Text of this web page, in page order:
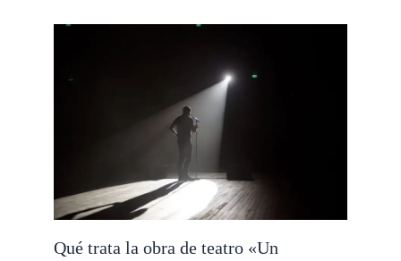
Qué trata la obra de teatro «Un